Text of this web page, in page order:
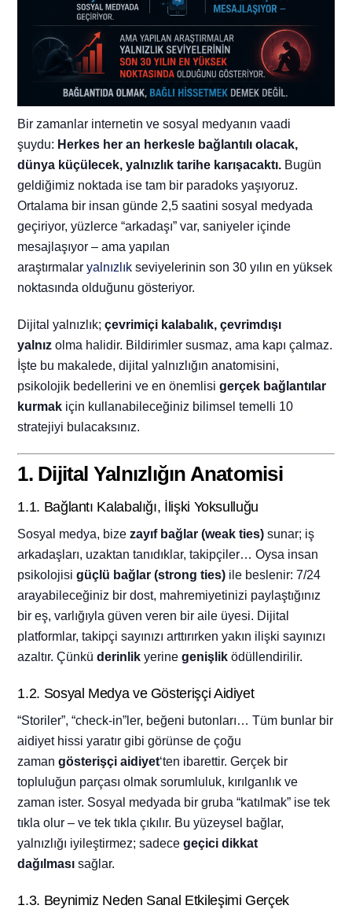
Bir zamanlar internetin ve sosyal medyanın vaadi
şuydu: Herkes her an herkesle bağlantılı olacak,
dünya küçülecek, yalnızlık tarihe karışacaktı. Bugün
geldiğimiz noktada ise tam bir paradoks yaşıyoruz.
Ortalama bir insan günde 2,5 saatini sosyal medyada
geçiriyor, yüzlerce “arkadaşı” var, saniyeler içinde
mesajlaşıyor – ama yapılan
araştırmalaryalnızlık seviyelerinin son 30 yılın en yüksek
noktasında olduğunu gösteriyor.
Dijital yalnızlık;çevrimiçi kalabalık, çevrimdışı
yalnız olma halidir. Bildirimler susmaz, ama kapı çalmaz.
İşte bu makalede, dijital yalnızlığın anatomisini,
psikolojik bedellerini ve en önemlisigerçek bağlantılar
kurmak için kullanabileceğiniz bilimsel temelli 10
stratejiyi bulacaksınız.
1. Dijital Yalnızlığın Anatomisi
1.1. Bağlantı Kalabalığı, İlişki Yoksulluğu
Sosyal medya, bizezayıf bağlar (weak ties) sunar; iş
arkadaşları, uzaktan tanıdıklar, takipçiler… Oysa insan
psikolojisigüçlü bağlar (strong ties) ile beslenir: 7/24
arayabileceğiniz bir dost, mahremiyetinizi paylaştığınız
bir eş, varlığıyla güven veren bir aile üyesi. Dijital
platformlar, takipçi sayınızı arttırırken yakın ilişki sayınızı
azaltır. Çünküderinlik yerinegenişlik ödüllendirilir.
1.2. Sosyal Medya ve Gösterişçi Aidiyet
“Storiler”, “check-in”ler, beğeni butonları… Tüm bunlar bir
aidiyet hissi yaratır gibi görünse de çoğu
zamangösterişçi aidiyet‘ten ibarettir. Gerçek bir
topluluğun parçası olmak sorumluluk, kırılganlık ve
zaman ister. Sosyal medyada bir gruba “katılmak” ise tek
tıkla olur – ve tek tıkla çıkılır. Bu yüzeysel bağlar,
yalnızlığı iyileştirmez; sadecegeçici dikkat
dağılması sağlar.
1.3. Beynimiz Neden Sanal Etkileşimi Gerçek